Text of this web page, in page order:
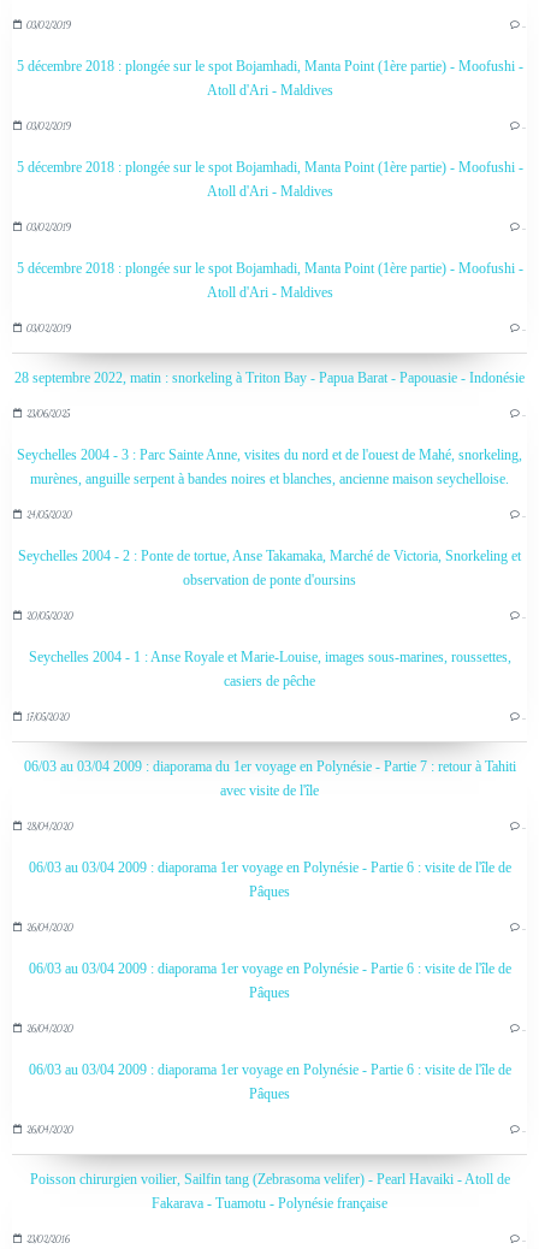
03/02/2019 …
5 décembre 2018 : plongée sur le spot Bojamhadi, Manta Point (1ère partie) - Moofushi -
Atoll d'Ari - Maldives
03/02/2019 …
5 décembre 2018 : plongée sur le spot Bojamhadi, Manta Point (1ère partie) - Moofushi -
Atoll d'Ari - Maldives
03/02/2019 …
5 décembre 2018 : plongée sur le spot Bojamhadi, Manta Point (1ère partie) - Moofushi -
Atoll d'Ari - Maldives
03/02/2019 …
28 septembre 2022, matin : snorkeling à Triton Bay - Papua Barat - Papouasie - Indonésie
23/06/2025 …
Seychelles 2004 - 3 : Parc Sainte Anne, visites du nord et de l'ouest de Mahé, snorkeling,
murènes, anguille serpent à bandes noires et blanches, ancienne maison seychelloise.
24/05/2020 …
Seychelles 2004 - 2 : Ponte de tortue, Anse Takamaka, Marché de Victoria, Snorkeling et
observation de ponte d'oursins
20/05/2020 …
Seychelles 2004 - 1 : Anse Royale et Marie-Louise, images sous-marines, roussettes,
casiers de pêche
17/05/2020 …
06/03 au 03/04 2009 : diaporama du 1er voyage en Polynésie - Partie 7 : retour à Tahiti
avec visite de l'île
28/04/2020 …
06/03 au 03/04 2009 : diaporama 1er voyage en Polynésie - Partie 6 : visite de l'île de
Pâques
26/04/2020 …
06/03 au 03/04 2009 : diaporama 1er voyage en Polynésie - Partie 6 : visite de l'île de
Pâques
26/04/2020 …
06/03 au 03/04 2009 : diaporama 1er voyage en Polynésie - Partie 6 : visite de l'île de
Pâques
26/04/2020 …
Poisson chirurgien voilier, Sailfin tang (Zebrasoma velifer) - Pearl Havaiki - Atoll de
Fakarava - Tuamotu - Polynésie française
23/02/2016 …